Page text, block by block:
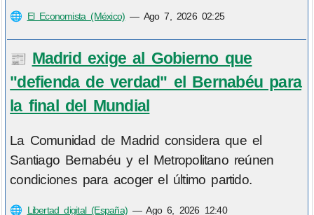
🌐 El Economista (México) — Ago 7, 2026 02:25
📰 Madrid exige al Gobierno que
"defienda de verdad" el Bernabéu para
la final del Mundial
La Comunidad de Madrid considera que el
Santiago Bernabéu y el Metropolitano reúnen
condiciones para acoger el último partido.
🌐 Libertad digital (España) —Ago 6, 2026 12:40